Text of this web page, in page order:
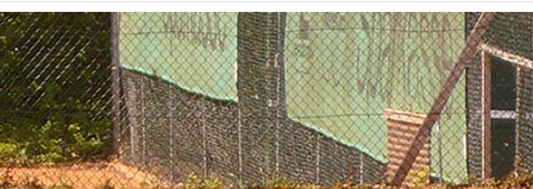
START
CLUB
SPORT